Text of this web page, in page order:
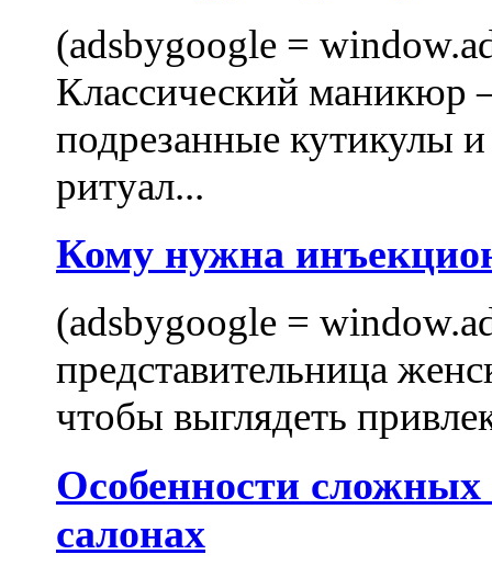
(adsbygoogle =
Классический маникюр
подрезанные кутикулы
ритуал...
Кому нужна
(adsbygoogle =
представительница
чтобы выглядеть
Особенности
салонах